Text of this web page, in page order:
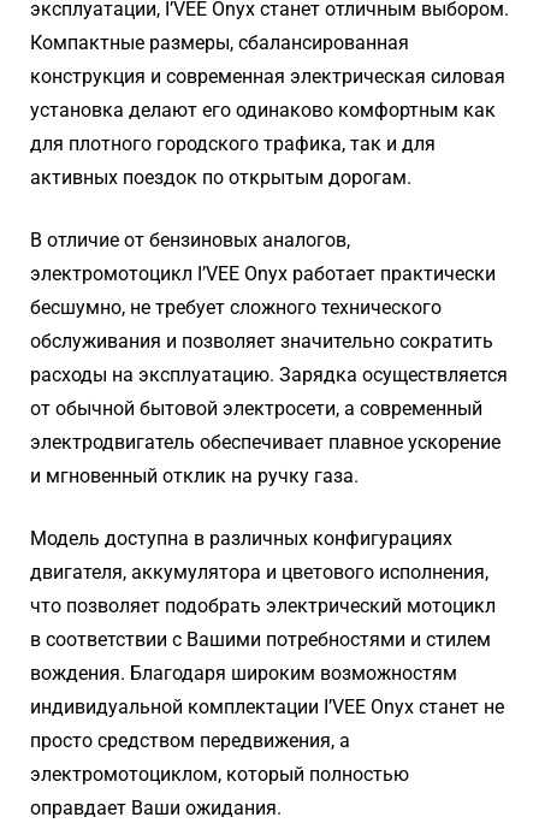
эксплуатации, I’VEE Onyx станет отличным выбором.
Компактные размеры, сбалансированная
конструкция и современная электрическая силовая
установка делают его одинаково комфортным как
для плотного городского трафика, так и для
активных поездок по открытым дорогам.
В отличие от бензиновых аналогов,
электромотоцикл I’VEE Onyx работает практически
бесшумно, не требует сложного технического
обслуживания и позволяет значительно сократить
расходы на эксплуатацию. Зарядка осуществляется
от обычной бытовой электросети, а современный
электродвигатель обеспечивает плавное ускорение
и мгновенный отклик на ручку газа.
Модель доступна в различных конфигурациях
двигателя, аккумулятора и цветового исполнения,
что позволяет подобрать электрический мотоцикл
в соответствии с Вашими потребностями и стилем
вождения. Благодаря широким возможностям
индивидуальной комплектации I’VEE Onyx станет не
просто средством передвижения, а
электромотоциклом, который полностью
оправдает Ваши ожидания.